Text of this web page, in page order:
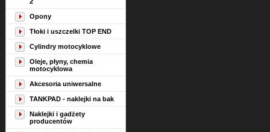
Opony
Tłoki i uszczelki TOP END
Cylindry motocyklowe
Oleje, płyny, chemia
motocyklowa
Akcesoria uniwersalne
TANKPAD - naklejki na bak
Naklejki i gadżety
producentów